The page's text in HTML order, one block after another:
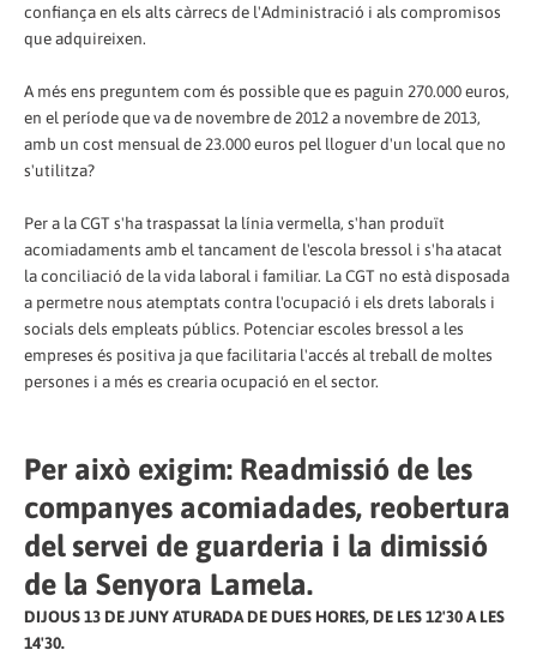
confiança en els alts càrrecs de l'Administració i als compromisos
que adquireixen.
A més ens preguntem com és possible que es paguin 270.000 euros,
en el període que va de novembre de 2012 a novembre de 2013,
amb un cost mensual de 23.000 euros pel lloguer d'un local que no
s'utilitza?
Per a la CGT s'ha traspassat la línia vermella, s'han produït
acomiadaments amb el tancament de l'escola bressol i s'ha atacat
la conciliació de la vida laboral i familiar. La CGT no està disposada
a permetre nous atemptats contra l'ocupació i els drets laborals i
socials dels empleats públics. Potenciar escoles bressol a les
empreses és positiva ja que facilitaria l'accés al treball de moltes
persones i a més es crearia ocupació en el sector.
Per això exigim: Readmissió de les
companyes acomiadades, reobertura
del servei de guarderia i la dimissió
de la Senyora Lamela.
DIJOUS 13 DE JUNY ATURADA DE DUES HORES, DE LES 12'30 A LES
14'30.